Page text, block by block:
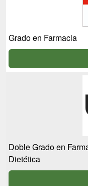
Grado en Farmacia
Doble Grado en
Dietética